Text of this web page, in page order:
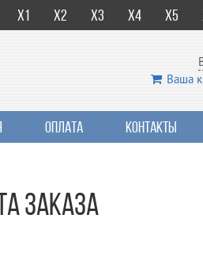
X1 X2 X3 X4 X5
Ваша
Оплата Контакты
заказа